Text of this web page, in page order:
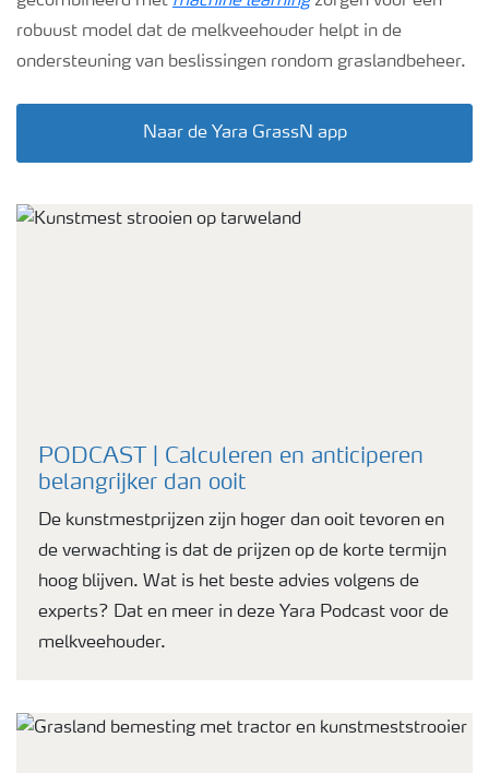
robuust model dat de melkveehouder helpt in de
ondersteuning van beslissingen rondom graslandbeheer.
Naar de Yara GrassN app
PODCAST | Calculeren en anticiperen
belangrijker dan ooit
De kunstmestprijzen zijn hoger dan ooit tevoren en
de verwachting is dat de prijzen op de korte termijn
hoog blijven. Wat is het beste advies volgens de
experts? Dat en meer in deze Yara Podcast voor de
melkveehouder.